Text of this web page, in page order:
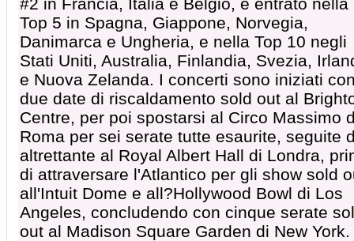
Top 5 in Spagna, Giappone, Norvegia,
Danimarca e Ungheria, e nella Top 10 negli
Stati Uniti, Australia, Finlandia, Svezia,
e Nuova Zelanda. I concerti sono iniziati
due date di riscaldamento sold out al
Centre, per poi spostarsi al Circo Massimo
Roma per sei serate tutte esaurite, seguite
altrettante al Royal Albert Hall di Londra,
di attraversare l'Atlantico per gli show sold
all'Intuit Dome e all?Hollywood Bowl di Los
Angeles, concludendo con cinque serate
out al Madison Square Garden di New York.